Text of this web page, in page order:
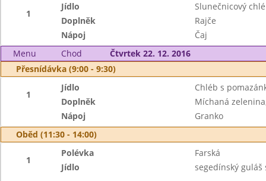
1
Jídlo
Slunečnicový
Doplněk
Rajče
Nápoj
Čaj
Menu
Chod
Čtvrtek 22. 12. 2016
Přesnídávka (9:00 - 9:30)
1
Jídlo
Chléb s
Doplněk
Míchaná
Nápoj
Granko
Oběd (11:30 - 14:00)
1
Polévka
Farská
Jídlo
segedínský